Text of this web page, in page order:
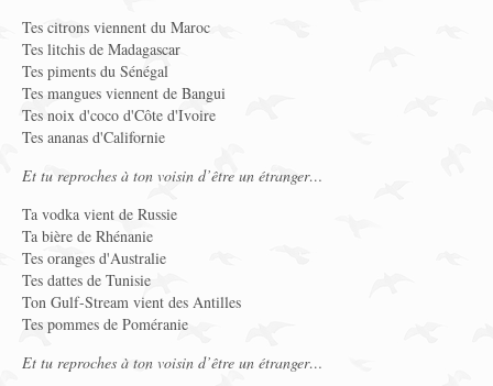
Tes citrons viennent du Maroc
Tes litchis de Madagascar
Tes piments du Sénégal
Tes mangues viennent de Bangui
Tes noix d'coco d'Côte d'Ivoire
Tes ananas d'Californie
Et tu reproches à ton voisin d’être un étranger…
Ta vodka vient de Russie
Ta bière de Rhénanie
Tes oranges d'Australie
Tes dattes de Tunisie
Ton Gulf-Stream vient des Antilles
Tes pommes de Poméranie
Et tu reproches à ton voisin d’être un étranger…